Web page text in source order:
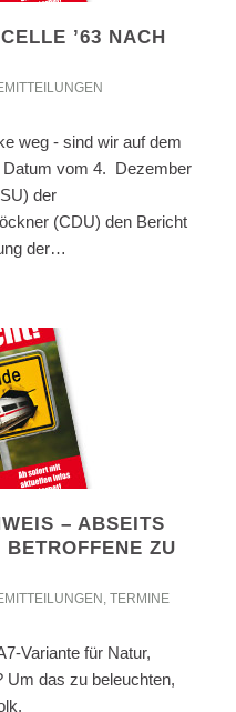
’63 NACH
weg - sind wir auf dem
Datum vom 4. Dezember
der
(CDU) den Bericht
der…
– ABSEITS
ZU
, TERMINE
Variante für Natur,
Um das zu beleuchten,